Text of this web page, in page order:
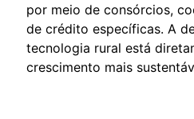
por meio de consórcios,
de crédito específicas. A
tecnologia rural está
crescimento mais